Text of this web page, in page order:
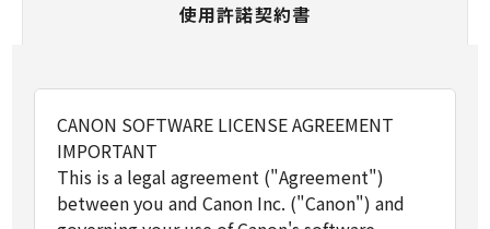
使用許諾契約書
CANON SOFTWARE LICENSE AGREEMENT
IMPORTANT
This is a legal agreement ("Agreement")
between you and Canon Inc. ("Canon") and